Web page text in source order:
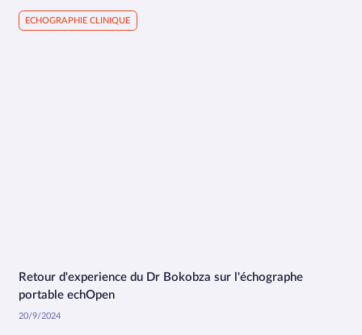
ECHOGRAPHIE CLINIQUE
2:30
Retour d'experience du Dr Bokobza sur l'échographe
portable echOpen
20/9/2024